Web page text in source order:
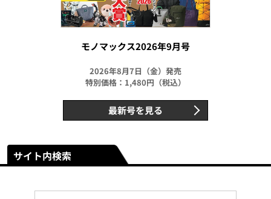
モノマックス2026年9月号
2026年8月7日（金）発売
特別価格：1,480円（税込）
最新号を見る
サイト内検索